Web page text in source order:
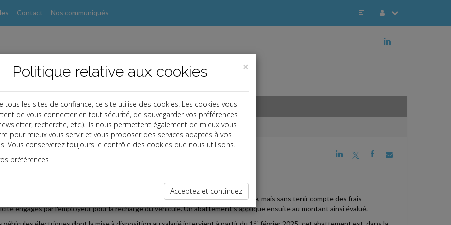
Contact Nos communiqués
j
j a b
05-29
DE L'AVANTAGE EN NATURE VÉHICULE ÉLECTRIQUE
en nature « véhicule électrique » est évalué comme pour un véhicule thermique, mais sans tenir compte des frais
engagés par l'employeur pour la recharge du véhicule. Un abattement s'applique ensuite au montant ainsi évalué.
er
×
Politique relative aux cookies
tous les sites de confiance, ce site utilise des cookies. Les cookies vous
de vous connecter en tout sécurité, de sauvegarder vos préférences
recherche, etc.). Ils nous permettent également de mieux vous
pour mieux vous servir et vous proposer des services adaptés à vos
Vous conserverez toujours le contrôle des cookies que nous utilisons.
préférences
Acceptez et continuez